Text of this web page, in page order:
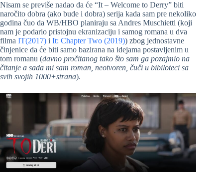
Nisam se previše nadao da će “It – Welcome to Derry” biti
naročito dobra (ako bude i dobra) serija kada sam pre nekoliko
godina čuo da WB/HBO planiraju sa Andres Muschietti (koji
nam je podario pristojnu ekranizaciju i samog romana u dva
filma IT(2017) i It: Chapter Two (2019)) zbog jednostavne
činjenice da će biti samo bazirana na idejama postavljenim u
tom romanu (davno pročitanog tako što sam ga pozajmio na
čitanje a sada mi sam roman, neotvoren, čuči u bibiloteci sa
svih svojih 1000+strana).